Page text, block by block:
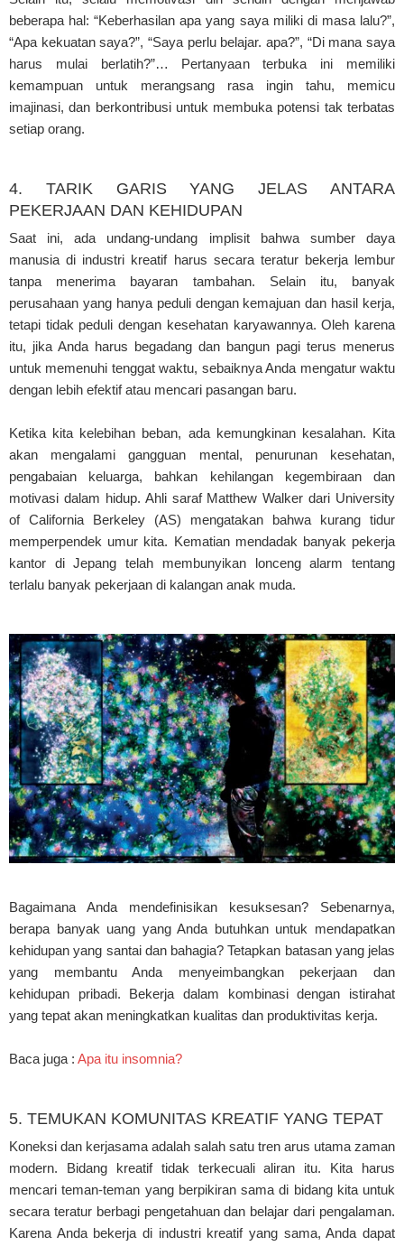
beberapa hal: “Keberhasilan apa yang saya miliki di masa lalu?”,
“Apa kekuatan saya?”, “Saya perlu belajar. apa?”, “Di mana saya
harus mulai berlatih?”… Pertanyaan terbuka ini memiliki
kemampuan untuk merangsang rasa ingin tahu, memicu
imajinasi, dan berkontribusi untuk membuka potensi tak terbatas
setiap orang.
4. TARIK GARIS YANG JELAS ANTARA
PEKERJAAN DAN KEHIDUPAN
Saat ini, ada undang-undang implisit bahwa sumber daya
manusia di industri kreatif harus secara teratur bekerja lembur
tanpa menerima bayaran tambahan. Selain itu, banyak
perusahaan yang hanya peduli dengan kemajuan dan hasil kerja,
tetapi tidak peduli dengan kesehatan karyawannya. Oleh karena
itu, jika Anda harus begadang dan bangun pagi terus menerus
untuk memenuhi tenggat waktu, sebaiknya Anda mengatur waktu
dengan lebih efektif atau mencari pasangan baru.
Ketika kita kelebihan beban, ada kemungkinan kesalahan. Kita
akan mengalami gangguan mental, penurunan kesehatan,
pengabaian keluarga, bahkan kehilangan kegembiraan dan
motivasi dalam hidup. Ahli saraf Matthew Walker dari University
of California Berkeley (AS) mengatakan bahwa kurang tidur
memperpendek umur kita. Kematian mendadak banyak pekerja
kantor di Jepang telah membunyikan lonceng alarm tentang
terlalu banyak pekerjaan di kalangan anak muda.
Bagaimana Anda mendefinisikan kesuksesan? Sebenarnya,
berapa banyak uang yang Anda butuhkan untuk mendapatkan
kehidupan yang santai dan bahagia? Tetapkan batasan yang jelas
yang membantu Anda menyeimbangkan pekerjaan dan
kehidupan pribadi. Bekerja dalam kombinasi dengan istirahat
yang tepat akan meningkatkan kualitas dan produktivitas kerja.
Baca juga : Apa itu insomnia?
5. TEMUKAN KOMUNITAS KREATIF YANG TEPAT
Koneksi dan kerjasama adalah salah satu tren arus utama zaman
modern. Bidang kreatif tidak terkecuali aliran itu. Kita harus
mencari teman-teman yang berpikiran sama di bidang kita untuk
secara teratur berbagi pengetahuan dan belajar dari pengalaman.
Karena Anda bekerja di industri kreatif yang sama, Anda dapat